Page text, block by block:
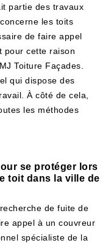
partie des travaux
les toits
de faire appel
pour cette raison
Toiture Façades.
qui dispose des
À côté de cela,
les méthodes
se protéger lors
toit dans la ville de
de fuite de
appel à un couvreur
spécialiste de la